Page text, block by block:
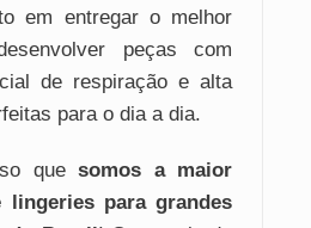
em entregar o melhor
peças com
de respiração e alta
para o dia a dia.
quesomos a maior
lingeries para grandes